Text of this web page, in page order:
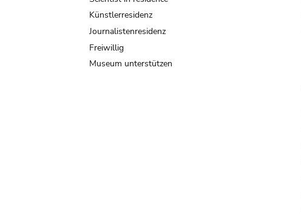
Künstlerresidenz
Journalistenresidenz
Freiwillig
Museum unterstützen